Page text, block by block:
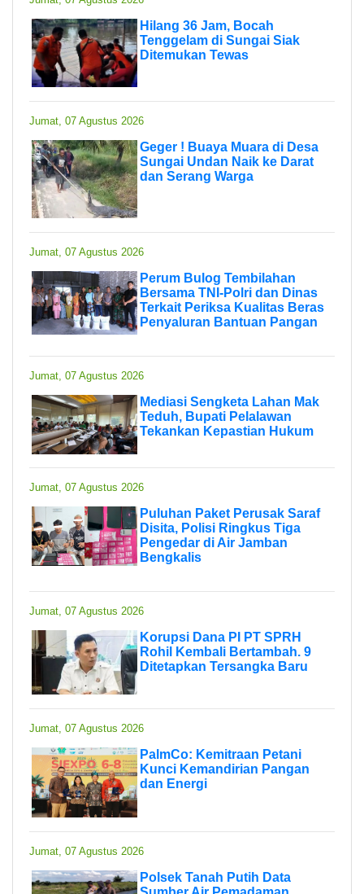
Hilang 36 Jam, Bocah
Tenggelam di Sungai Siak
Ditemukan Tewas
Jumat, 07 Agustus 2026
Geger ! Buaya Muara di Desa
Sungai Undan Naik ke Darat
dan Serang Warga
Jumat, 07 Agustus 2026
Perum Bulog Tembilahan
Bersama TNI-Polri dan Dinas
Terkait Periksa Kualitas Beras
Penyaluran Bantuan Pangan
Jumat, 07 Agustus 2026
Mediasi Sengketa Lahan Mak
Teduh, Bupati Pelalawan
Tekankan Kepastian Hukum
Jumat, 07 Agustus 2026
Puluhan Paket Perusak Saraf
Disita, Polisi Ringkus Tiga
Pengedar di Air Jamban
Bengkalis
Jumat, 07 Agustus 2026
Korupsi Dana PI PT SPRH
Rohil Kembali Bertambah. 9
Ditetapkan Tersangka Baru
Jumat, 07 Agustus 2026
PalmCo: Kemitraan Petani
Kunci Kemandirian Pangan
dan Energi
Jumat, 07 Agustus 2026
Polsek Tanah Putih Data